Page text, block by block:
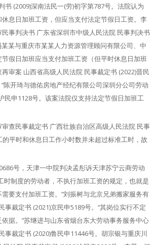
(2009)深南法民一(劳)初字第787号。法院认为
息日加班工资，但应当支付法定节假日工资。李
事判决书 广东省深圳市中级人民法院 民事判决书
某与重庆市某某人力资源管理顾问有限公司、中
假日加班应当支付加班工资（但平时休息日加班
审案 山西省高级人民法院 民事裁定书 (2022)晋民
开琦与德佑房地产经纪有限公司深圳分公司劳动
民申1128号。该案法院仅支持法定节假日加班工
查民事裁定书 广西壮族自治区高级人民法院 民事
平时和休息日工作小时数并未超过标准工时，故
号，天津一中院判决孟彤诉天津苏宁云商劳动
制度的劳动者，不执行加班工资的规定，也就是
要支付加班工资。”刘振树与北京兄弟搬家服务有
裁定书 (2021)京民申5189号。“其岗位实行不定
据。”苏继进与山东省烟台东大劳动事务服务中心
裁定书 (2020)鲁民申11446号。胡宗银与重庆川